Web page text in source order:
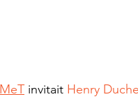
invitait Henry